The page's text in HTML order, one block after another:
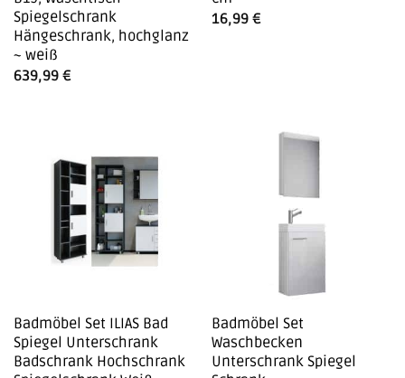
Spiegelschrank
Hängeschrank, hochglanz
~ weiß
639,99 €
16,99 €
Badmöbel Set ILIAS Bad
Spiegel Unterschrank
Badschrank Hochschrank
Badmöbel Set
Waschbecken
Unterschrank Spiegel